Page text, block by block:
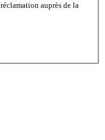
auprès de la